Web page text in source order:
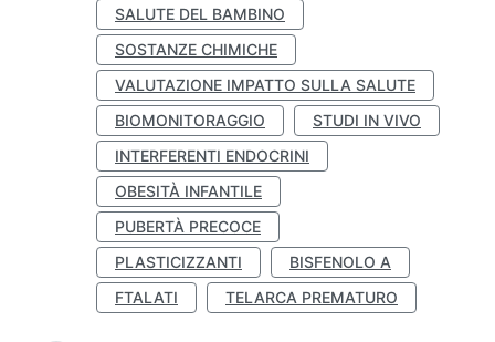
SALUTE DEL BAMBINO
SOSTANZE CHIMICHE
VALUTAZIONE IMPATTO SULLA SALUTE
BIOMONITORAGGIO
STUDI IN VIVO
INTERFERENTI ENDOCRINI
OBESITÀ INFANTILE
PUBERTÀ PRECOCE
PLASTICIZZANTI
BISFENOLO A
FTALATI
TELARCA PREMATURO